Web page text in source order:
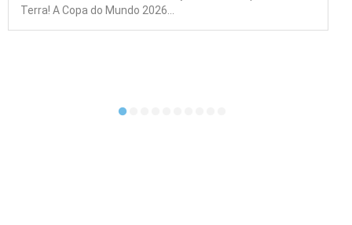
Terra! A Copa do Mundo 2026…